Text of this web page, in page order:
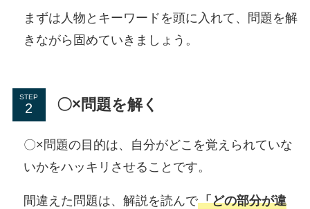
まずは人物とキーワードを頭に入れて、問題を解
きながら固めていきましょう。
STEP 〇×問題を解く
〇×問題の目的は、自分がどこを覚えられていな
いかをハッキリさせることです。
間違えた問題は、解説を読んで「どの部分が違